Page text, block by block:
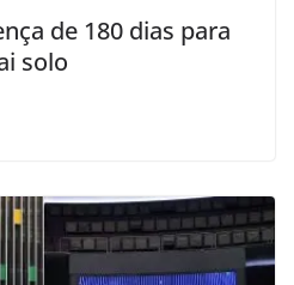
de 180 dias para
solo